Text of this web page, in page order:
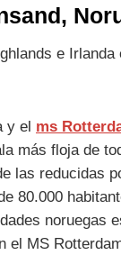
y el ms
más floja de
las reducidas
80.000
noruegas
el MS